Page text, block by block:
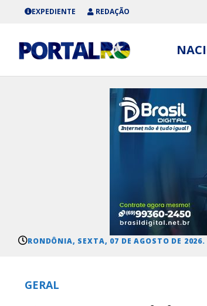
EXPEDIENTE REDAÇÃO
RONDÔNIA, SEXTA, 07 DE AGOSTO DE 2026.
GERAL